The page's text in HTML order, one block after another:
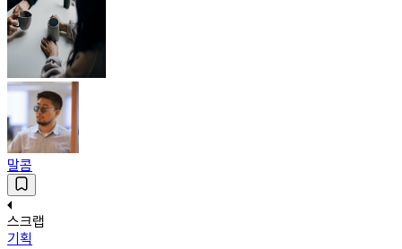
말콤
스크랩
기획